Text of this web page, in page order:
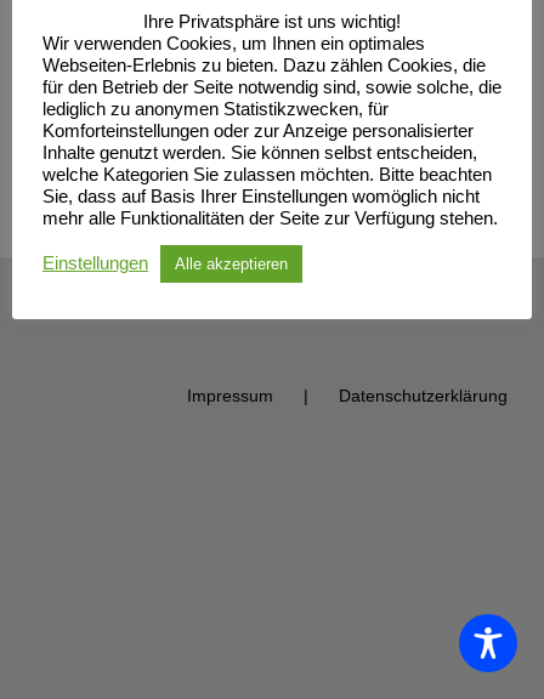
Tage helfen wollen. Es wird für die Verpflegung gesorgt und
es gibt eine Aufwandsentschädigung.
Interessierte können sich bereits jetzt unterinfo@sc-
neubrandenburg.deanmelden.
Impressum Datenschutzerklärung
Ihre Privatsphäre ist uns wichtig!
Wir verwenden Cookies, um Ihnen ein optimales
Webseiten-Erlebnis zu bieten. Dazu zählen Cookies, die
für den Betrieb der Seite notwendig sind, sowie solche, die
lediglich zu anonymen Statistikzwecken, für
Komforteinstellungen oder zur Anzeige personalisierter
Inhalte genutzt werden. Sie können selbst entscheiden,
welche Kategorien Sie zulassen möchten. Bitte beachten
Sie, dass auf Basis Ihrer Einstellungen womöglich nicht
mehr alle Funktionalitäten der Seite zur Verfügung stehen.
Einstellungen Alle akzeptieren